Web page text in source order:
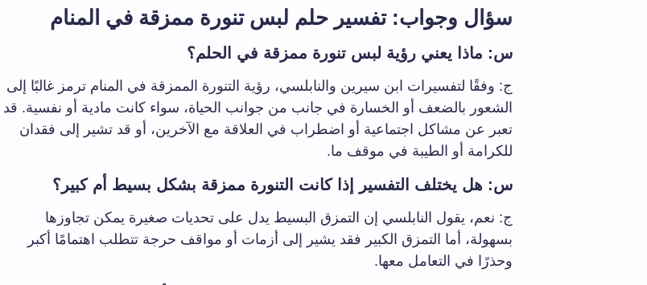
سؤال وجواب: تفسير حلم لبس تنورة ممزقة في المنام
س: ماذا يعني رؤية لبس تنورة ممزقة في الحلم؟
ج: وفقًا لتفسيرات ابن سيرين والنابلسي، رؤية التنورة الممزقة في المنام ترمز غالبًا إلى
الشعور بالضعف أو الخسارة في جانب من جوانب الحياة، سواء كانت مادية أو نفسية. قد
تعبر عن مشاكل اجتماعية أو اضطراب في العلاقة مع الآخرين، أو قد تشير إلى فقدان
للكرامة أو الطيبة في موقف ما.
س: هل يختلف التفسير إذا كانت التنورة ممزقة بشكل بسيط أم كبير؟
ج: نعم، يقول النابلسي إن التمزق البسيط يدل على تحديات صغيرة يمكن تجاوزها
بسهولة، أما التمزق الكبير فقد يشير إلى أزمات أو مواقف حرجة تتطلب اهتمامًا أكبر
وحذرًا في التعامل معها.